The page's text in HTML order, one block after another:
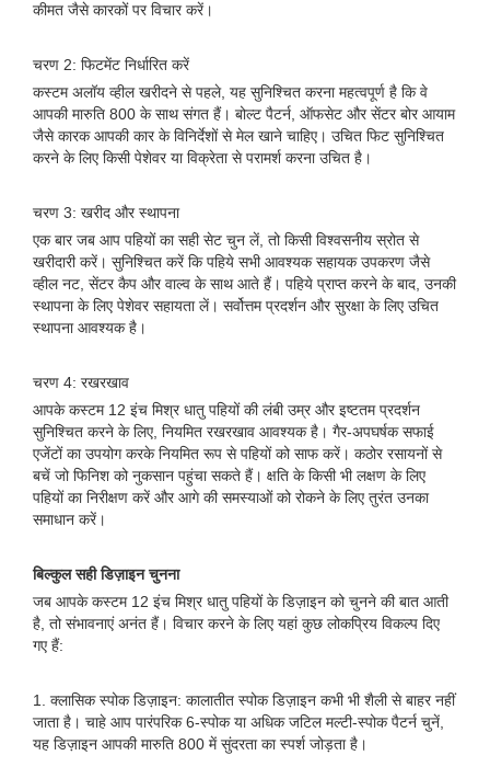
कीमत जैसे कारकों पर विचार करें।
चरण 2: फिटमेंट निर्धारित करें
कस्टम अलॉय व्हील खरीदने से पहले, यह सुनिश्चित करना महत्वपूर्ण है कि वे
आपकी मारुति 800 के साथ संगत हैं। बोल्ट पैटर्न, ऑफसेट और सेंटर बोर आयाम
जैसे कारक आपकी कार के विनिर्देशों से मेल खाने चाहिए। उचित फिट सुनिश्चित
करने के लिए किसी पेशेवर या विक्रेता से परामर्श करना उचित है।
चरण 3: खरीद और स्थापना
एक बार जब आप पहियों का सही सेट चुन लें, तो किसी विश्वसनीय स्रोत से
खरीदारी करें। सुनिश्चित करें कि पहिये सभी आवश्यक सहायक उपकरण जैसे
व्हील नट, सेंटर कैप और वाल्व के साथ आते हैं। पहिये प्राप्त करने के बाद, उनकी
स्थापना के लिए पेशेवर सहायता लें। सर्वोत्तम प्रदर्शन और सुरक्षा के लिए उचित
स्थापना आवश्यक है।
चरण 4: रखरखाव
आपके कस्टम 12 इंच मिश्र धातु पहियों की लंबी उम्र और इष्टतम प्रदर्शन
सुनिश्चित करने के लिए, नियमित रखरखाव आवश्यक है। गैर-अपघर्षक सफाई
एजेंटों का उपयोग करके नियमित रूप से पहियों को साफ करें। कठोर रसायनों से
बचें जो फिनिश को नुकसान पहुंचा सकते हैं। क्षति के किसी भी लक्षण के लिए
पहियों का निरीक्षण करें और आगे की समस्याओं को रोकने के लिए तुरंत उनका
समाधान करें।
बिल्कुल सही डिज़ाइन चुनना
जब आपके कस्टम 12 इंच मिश्र धातु पहियों के डिज़ाइन को चुनने की बात आती
है, तो संभावनाएं अनंत हैं। विचार करने के लिए यहां कुछ लोकप्रिय विकल्प दिए
गए हैं:
1. क्लासिक स्पोक डिज़ाइन: कालातीत स्पोक डिज़ाइन कभी भी शैली से बाहर नहीं
जाता है। चाहे आप पारंपरिक 6-स्पोक या अधिक जटिल मल्टी-स्पोक पैटर्न चुनें,
यह डिज़ाइन आपकी मारुति 800 में सुंदरता का स्पर्श जोड़ता है।